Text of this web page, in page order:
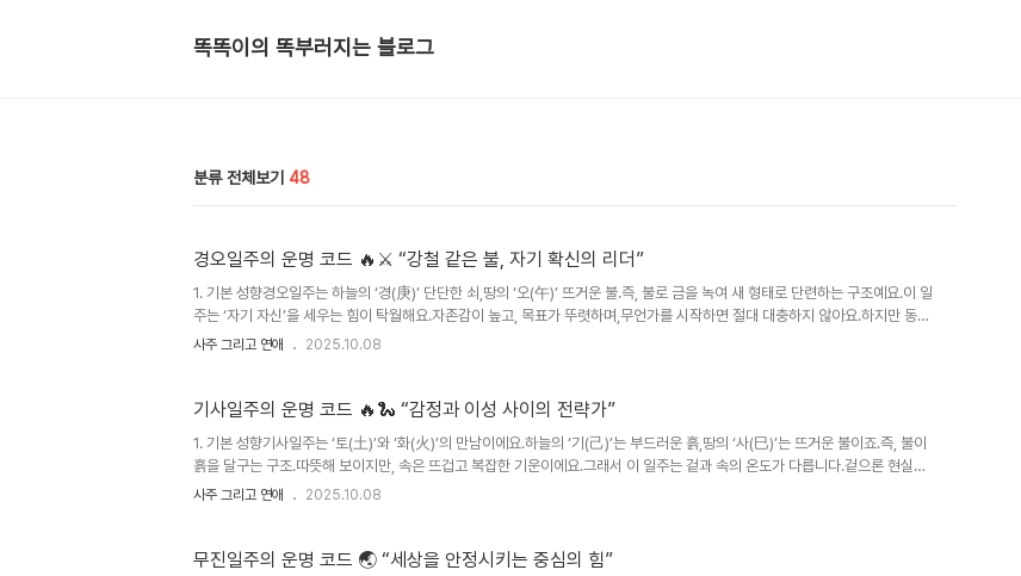
똑똑이의 똑부러지는 블로그
분류 전체보기 48
경오일주의 운명 코드 🔥⚔️ “강철 같은 불, 자기 확신의 리더”
1. 기본 성향경오일주는 하늘의 ‘경(庚)’ 단단한 쇠,땅의 ‘오(午)’ 뜨거운 불.즉, 불로 금을 녹여 새 형태로 단련하는 구조예요.이 일
주는 ‘자기 자신’을 세우는 힘이 탁월해요.자존감이 높고, 목표가 뚜렷하며,무언가를 시작하면 절대 대충하지 않아요.하지만 동시
에,누구보다 강한 자기검열과 완벽주의가 있습니다.‘내가 더 잘해야 해.’‘내가 무너지면 안 돼.’이 마음이 그들을 강하게 만들지만,
추진력 있는 리더형이에요.자기 확신이 뚜렷하고, 한 번 정한 목표..
사주 그리고 연애 2025.10.08
기사일주의 운명 코드 🔥🐍 “감정과 이성 사이의 전략가”
1. 기본 성향기사일주는 ‘토(土)’와 ‘화(火)’의 만남이에요.하늘의 ‘기(己)’는 부드러운 흙,땅의 ‘사(巳)’는 뜨거운 불이죠.즉, 불이
흙을 달구는 구조.따뜻해 보이지만, 속은 뜨겁고 복잡한 기운이에요.그래서 이 일주는 겉과 속의 온도가 다릅니다.겉으론 현실적
이고 차분해 보이지만,속으론 늘 생각이 많고 계산이 빠르죠.이들은 ‘판을 읽는 감각’이 뛰어난 사람들이에요.한 상황 안에서 누
주는 미묘한 온도의 사람이에요.겉은 흙, 속은 용암처럼 뜨겁죠.”2. 남..
사주 그리고 연애 2025.10.08
무진일주의 운명 코드 🌏 “세상을 안정시키는 중심의 힘”